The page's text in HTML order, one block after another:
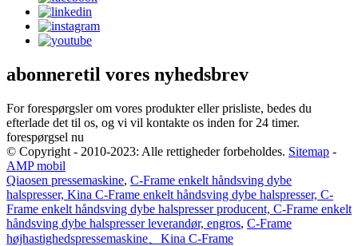
abonneretil vores nyhedsbrev
For forespørgsler om vores produkter eller prisliste, bedes du
efterlade det til os, og vi vil kontakte os inden for 24 timer.
forespørgsel nu
© Copyright - 2010-2023: Alle rettigheder forbeholdes. Sitemap -
AMP mobil
Qiaosen pressemaskine, C-Frame enkelt håndsving dybe
halspresser, Kina C-Frame enkelt håndsving dybe halspresser, C-
Frame enkelt håndsving dybe halspresser producent, C-Frame enkelt
håndsving dybe halspresser leverandør, engros, C-Frame
højhastighedspressemaskine、Kina C-Frame